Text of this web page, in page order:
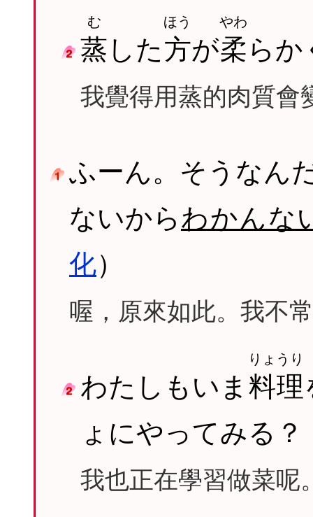
蒸
む
した方
ほう
が柔
やわ
ら
我覺得用蒸的肉質會
ふーん。そうなん
ないからわかんな
化）
喔，原來如此。我不
わたしもいま料理
りょうり
ょにやってみる？
我也正在學習做菜呢